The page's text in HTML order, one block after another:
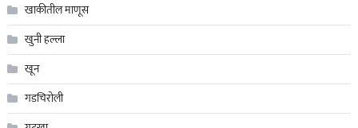
खाकीतील माणूस
खुनी हल्ला
खून
गडचिरोली